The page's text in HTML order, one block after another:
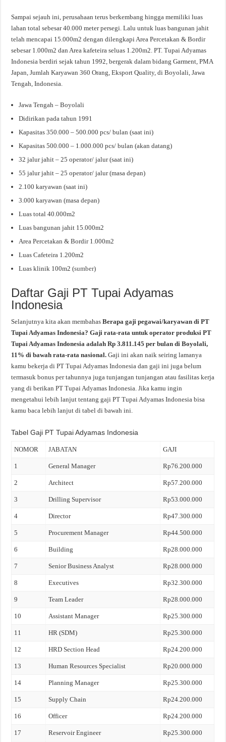
Sampai sejauh ini, perusahaan terus berkembang hingga memiliki luas
lahan total sebesar 40.000 meter persegi. Lalu untuk luas bangunan jahit
telah mencapai 15.000m2 dengan dilengkapi Area Percetakan & Bordir
sebesar 1.000m2 dan Area kafeteira seluas 1.200m2. PT. Tupai Adyamas
Indonesia berdiri sejak tahun 1992, bergerak dalam bidang Garment, PMA
Japan, Jumlah Karyawan 360 Orang, Eksport Quality, di Boyolali, Jawa
Tengah, Indonesia.
Jawa Tengah – Boyolali
Didirikan pada tahun 1991
Kapasitas 350.000 – 500.000 pcs/ bulan (saat ini)
Kapasitas 500.000 – 1.000.000 pcs/ bulan (akan datang)
32 jalur jahit – 25 operator/ jalur (saat ini)
55 jalur jahit – 25 operator/ jalur (masa depan)
2.100 karyawan (saat ini)
3.000 karyawan (masa depan)
Luas total 40.000m2
Luas bangunan jahit 15.000m2
Area Percetakan & Bordir 1.000m2
Luas Cafeteira 1.200m2
Luas klinik 100m2 (sumber)
Daftar Gaji PT Tupai Adyamas
Indonesia
Selanjutnya kita akan membahasBerapa gaji pegawai/karyawan di PT
Tupai Adyamas Indonesia? Gaji rata-rata untuk operator produksi PT
Tupai Adyamas Indonesia adalah Rp 3.811.145 per bulan di Boyolali,
11% di bawah rata-rata nasional.Gaji ini akan naik seiring lamanya
kamu bekerja di PT Tupai Adyamas Indonesia dan gaji ini juga belum
termasuk bonus per tahunnya juga tunjangan tunjangan atau fasilitas kerja
yang di berikan PT Tupai Adyamas Indonesia. Jika kamu ingin
mengetahui lebih lanjut tentang gaji PT Tupai Adyamas Indonesia bisa
kamu baca lebih lanjut di tabel di bawah ini.
Tabel Gaji PT Tupai Adyamas Indonesia
NOMOR JABATAN GAJI
1 General Manager Rp76.200.000
2 Architect Rp57.200.000
3 Drilling Supervisor Rp53.000.000
4 Director Rp47.300.000
5 Procurement Manager Rp44.500.000
6 Building Rp28.000.000
7 Senior Business Analyst Rp28.000.000
8 Executives Rp32.300.000
9 Team Leader Rp28.000.000
10 Assistant Manager Rp25.300.000
11 HR (SDM) Rp25.300.000
12 HRD Section Head Rp24.200.000
13 Human Resources Specialist Rp20.000.000
14 Planning Manager Rp25.300.000
15 Supply Chain Rp24.200.000
16 Officer Rp24.200.000
17 Reservoir Engineer Rp25.300.000